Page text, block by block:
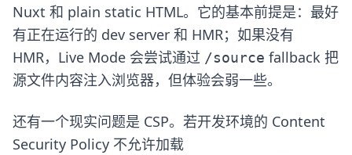
Nuxt 和 plain static HTML。它的基本前提是：最好
有正在运行的 dev server 和 HMR；如果没有
HMR，Live Mode 会尝试通过 /source fallback 把
源文件内容注入浏览器，但体验会弱一些。
还有一个现实问题是 CSP。若开发环境的 Content
Security Policy 不允许加载